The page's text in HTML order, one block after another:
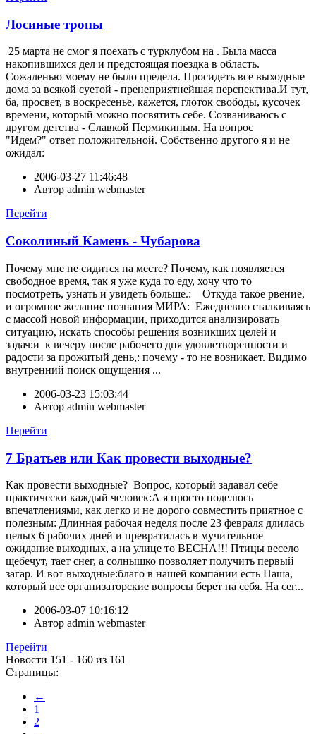
Лосиные тропы
25 марта не смог я поехать с турклубом на . Была масса
накопившихся дел и предстоящая поездка в область.
Сожаленью моему не было предела. Просидеть все выходные
дома за всякой суетой - пренеприятнейшая перспектива.И тут,
ба, просвет, в воскресенье, кажется, глоток свободы, кусочек
времени, который можно посвятить себе. Созваниваюсь с
другом детства - Славкой Пермикиным. На вопрос
"Идем?" ответ положительной. Собственно другого я и не
ожидал:
2006-03-27 11:46:48
Автор admin webmaster
Перейти
Соколиный Камень - Чубарова
Почему мне не сидится на месте? Почему, как появляется
свободное время, так я уже куда то еду, хочу что то
посмотреть, узнать и увидеть больше.: Откуда такое рвение,
и огромное желание познания МИРА: Ежедневно сталкиваясь
с массой новой информации, приходится анализировать
ситуацию, искать способы решения возникших целей и
задач:и к вечеру после рабочего дня удовлетворенности и
радости за прожитый день,: почему - то не возникает. Видимо
внутренний поиск ощущения ...
2006-03-23 15:03:44
Автор admin webmaster
Перейти
7 Братьев или Как провести выходные?
Как провести выходные? Вопрос, который задавал себе
практически каждый человек:А я просто поделюсь
впечатлениями, как легко и не дорого совместить приятное с
полезным: Длинная рабочая неделя после 23 февраля длилась
целых 6 рабочих дней и превратилась в мучительное
ожидание выходных, а на улице то ВЕСНА!!! Птицы весело
щебечут, тает снег, а солнышко позволяет получить первый
загар. И вот выходные:благо в нашей компании есть Паша,
который все организаторские вопросы берет на себя. На сег...
2006-03-07 10:16:12
Автор admin webmaster
Перейти
Новости 151 - 160 из 161
Страницы:
←
1
2